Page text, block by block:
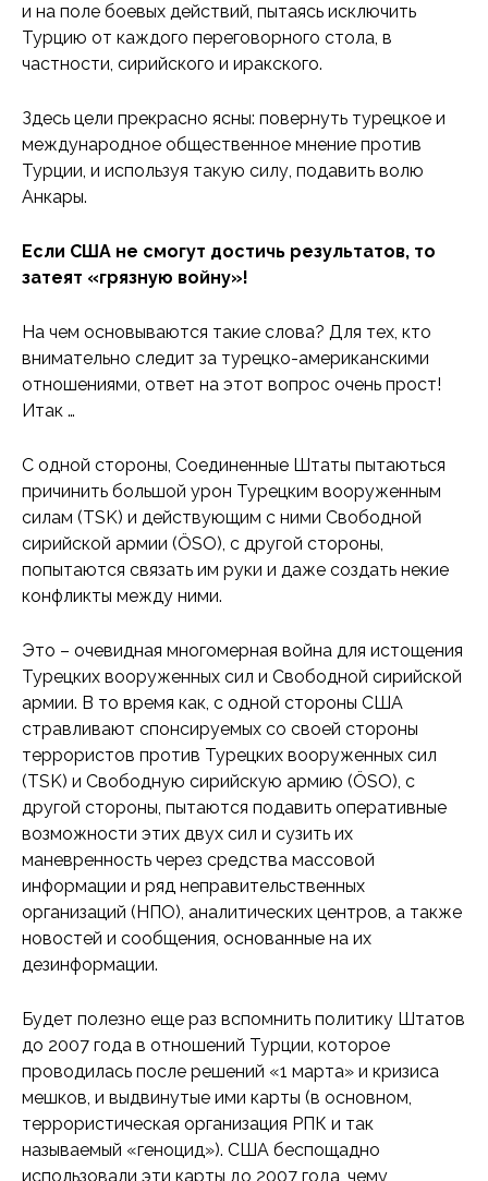
и на поле боевых действий, пытаясь исключить
Турцию от каждого переговорного стола, в
частности, сирийского и иракского.
Здесь цели прекрасно ясны: повернуть турецкое и
международное общественное мнение против
Турции, и используя такую силу, подавить волю
Анкары.
Если США не смогут достичь результатов, то
затеят «грязную войну»!
На чем основываются такие слова? Для тех, кто
внимательно следит за турецко-американскими
отношениями, ответ на этот вопрос очень прост!
Итак …
С одной стороны, Соединенные Штаты пытаються
причинить большой урон Турецким вооруженным
силам (TSK) и действующим с ними Свободной
сирийской армии (ÖSO), с другой стороны,
попытаются связать им руки и даже создать некие
конфликты между ними.
Это – очевидная многомерная война для истощения
Турецких вооруженных сил и Свободной сирийской
армии. В то время как, с одной стороны США
стравливают спонсируемых со своей стороны
террористов против Турецких вооруженных сил
(TSK) и Свободную сирийскую армию (ÖSO), с
другой стороны, пытаются подавить оперативные
возможности этих двух сил и сузить их
маневренность через средства массовой
информации и ряд неправительственных
организаций (НПО), аналитических центров, а также
новостей и сообщения, основанные на их
дезинформации.
Будет полезно еще раз вспомнить политику Штатов
до 2007 года в отношений Турции, которое
проводилась после решений «1 марта» и кризиса
мешков, и выдвинутые ими карты (в основном,
террористическая организация РПК и так
называемый «геноцид»). США беспощадно
использовали эти карты до 2007 года, чему